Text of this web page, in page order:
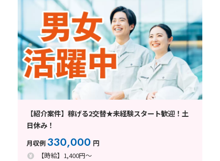
【紹介案件】稼げる2交替★未経験スタート歓迎！土
日休み！
月収例 330,000 円
【時給】1,400円～